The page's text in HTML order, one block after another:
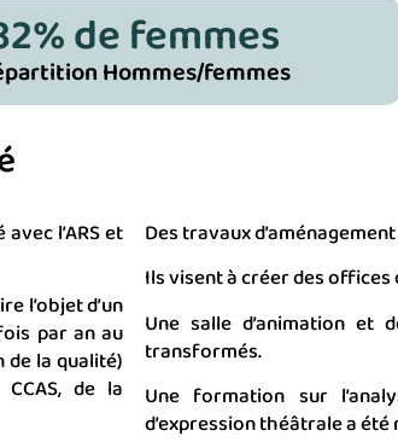
Hommes/femmes
% de femmes
l’ARS et
l’objet d’un
par an au
de la qualité)
de la
Des travaux
Ils visent à créer des
Une salle d’animation et
transformés.
Une formation sur
d’expression théâtrale a été